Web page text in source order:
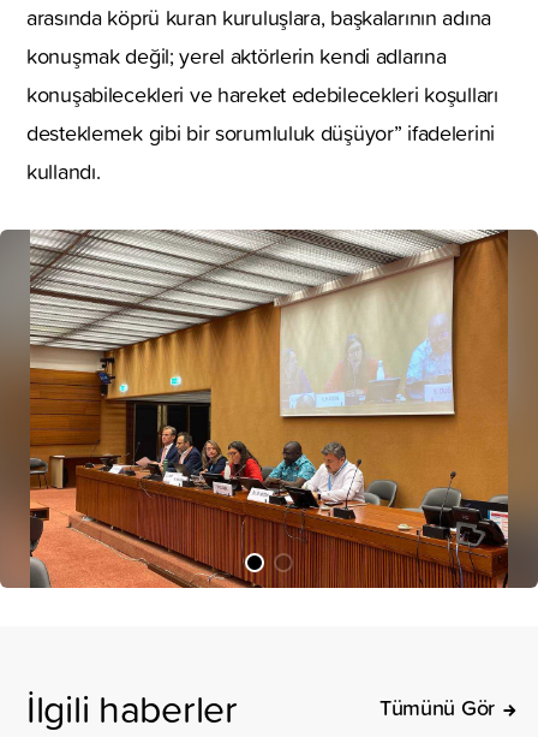
arasında köprü kuran kuruluşlara, başkalarının adına
konuşmak değil; yerel aktörlerin kendi adlarına
konuşabilecekleri ve hareket edebilecekleri koşulları
desteklemek gibi bir sorumluluk düşüyor” ifadelerini
kullandı.
İlgili haberler Tümünü Gör